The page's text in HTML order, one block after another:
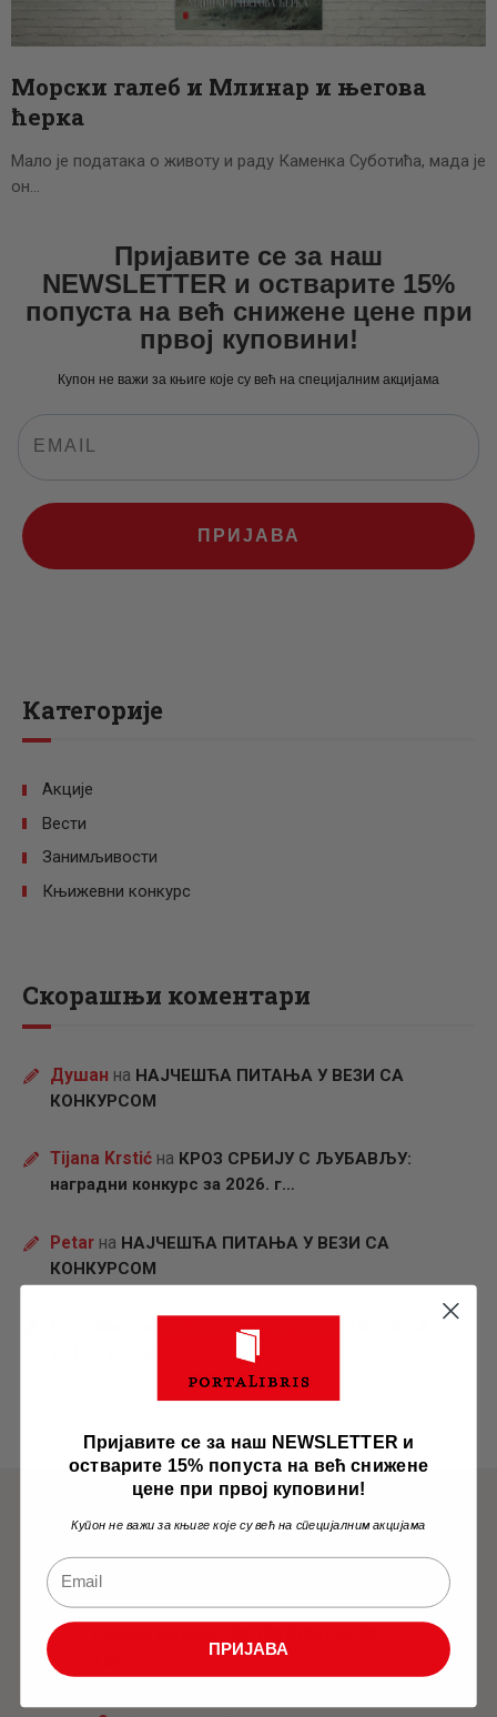
ЦЕНОВНИК
ПИСМО
Морски галеб и Млинар и његова
ћерка
Мало је података о животу и раду Каменка Суботића, мада је
он…
Пријавите се за наш
NEWSLETTER и остварите 15%
попуста на већ снижене цене при
првој куповини!
Купон не важи за књиге које су већ на специјалним акцијама
ПРИЈАВА
Категорије
Акције
Вести
Занимљивости
Књижевни конкурс
Скорашњи коментари
Душан на НАЈЧЕШЋА ПИТАЊА У ВЕЗИ СА
КОНКУРСОМ
Tijana Krstićна КРОЗ СРБИЈУ С ЉУБАВЉУ:
наградни конкурс за 2026. г…
Petarна НАЈЧЕШЋА ПИТАЊА У ВЕЗИ СА
КОНКУРСОМ
НАЈЧЕШЋА ПИТАЊА У ВЕЗИ СА
Књижара
Пријавите се за наш NEWSLETTER и
остварите 15% попуста на већ снижене
цене при првој куповини!
Купон не важи за књиге које су већ на специјалним акцијама
ПРИЈАВА